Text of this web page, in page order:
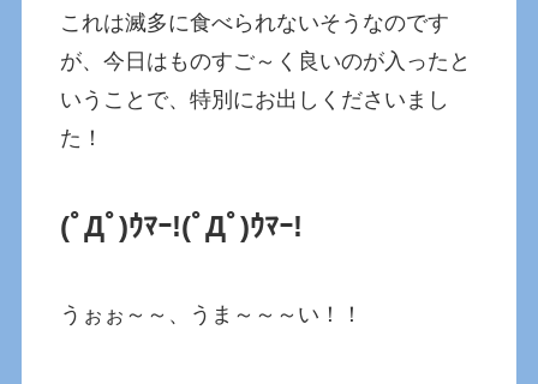
これは滅多に食べられないそうなのです
が、今日はものすご～く良いのが入ったと
いうことで、特別にお出しくださいまし
た！
(ﾟДﾟ)ｳﾏｰ!(ﾟДﾟ)ｳﾏｰ!
うぉぉ～～、うま～～～い！！